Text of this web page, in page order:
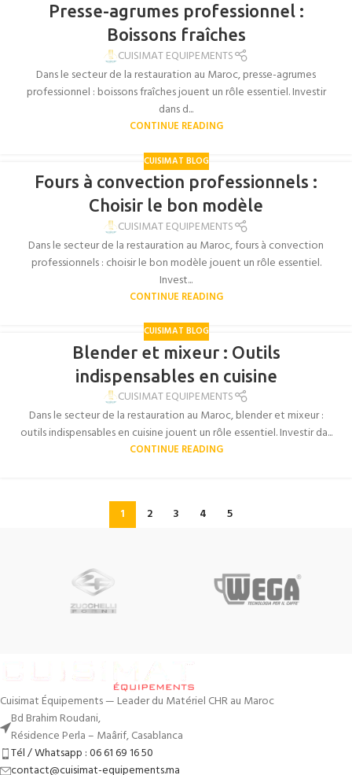
Presse-agrumes professionnel :
Boissons fraîches
CUISIMAT EQUIPEMENTS
Dans le secteur de la restauration au Maroc, presse-agrumes
professionnel : boissons fraîches jouent un rôle essentiel. Investir
dans d...
CONTINUE READING
CUISIMAT BLOG
Fours à convection professionnels :
Choisir le bon modèle
CUISIMAT EQUIPEMENTS
Dans le secteur de la restauration au Maroc, fours à convection
professionnels : choisir le bon modèle jouent un rôle essentiel.
Invest...
CONTINUE READING
CUISIMAT BLOG
Blender et mixeur : Outils
indispensables en cuisine
CUISIMAT EQUIPEMENTS
Dans le secteur de la restauration au Maroc, blender et mixeur :
outils indispensables en cuisine jouent un rôle essentiel. Investir da...
CONTINUE READING
1 2 3 4 5
Cuisimat Équipements — Leader du Matériel CHR au Maroc
Bd Brahim Roudani,
Résidence Perla – Maârif, Casablanca
Tél / Whatsapp : 06 61 69 16 50
contact@cuisimat-equipements.ma